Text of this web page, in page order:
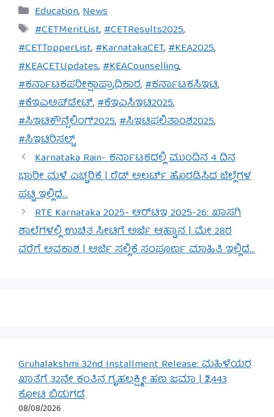
Categories
Education,News
Tags
#CETMeritList,#CETResults2025,
#CETTopperList,#KarnatakaCET,#KEA2025,
#KEACETUpdates,#KEACounselling,
#ಕರ್ನಾಟಕಪರೀಕ್ಷಾಪ್ರಾಧಿಕಾರ,#ಕರ್ನಾಟಕಸಿಇಟಿ,
#ಕೆಇಎಅಪ್‌ಡೇಟ್,#ಕೆಇಎಸಿಇಟಿ2025,
#ಸಿಇಟಿಕೌನ್ಸೆಲಿಂಗ್2025,#ಸಿಇಟಿಫಲಿತಾಂಶ2025,
#ಸಿಇಟಿರಿಸಲ್ಟ್
Karnataka Rain- ಕರ್ನಾಟಕದಲ್ಲಿ ಮುಂದಿನ 4 ದಿನ
ಭಾರೀ ಮಳೆ ಎಚ್ಚರಿಕೆ | ರೆಡ್ ಅಲರ್ಟ್ ಹೊರಡಿಸಿದ ಜಿಲ್ಲೆಗಳ
ಪಟ್ಟಿ ಇಲ್ಲಿದೆ…
RTE Karnataka 2025- ಆರ್‌ಟಿಇ 2025-26: ಖಾಸಗಿ
ಶಾಲೆಗಳಲ್ಲಿ ಉಚಿತ ಸೀಟಿಗೆ ಅರ್ಜಿ ಆಹ್ವಾನ | ಮೇ 28ರ
ವರೆಗೆ ಅವಕಾಶ | ಅರ್ಜಿ ಸಲ್ಲಿಕೆ ಸಂಪೂರ್ಣ ಮಾಹಿತಿ ಇಲ್ಲಿದೆ…
Gruhalakshmi 32nd Installment Release: ಮಹಿಳೆಯರ
ಖಾತೆಗೆ 32ನೇ ಕಂತಿನ ಗೃಹಲಕ್ಷ್ಮೀ ಹಣ ಜಮಾ | ₹2,443
ಕೋಟಿ ಬಿಡುಗಡೆ
08/08/2026